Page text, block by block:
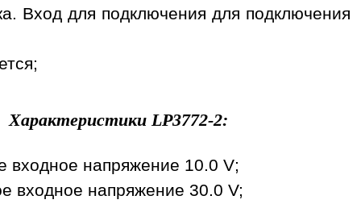
Вход для подключения для подключения
Характеристики LP3772-2:
входное напряжение 10.0 V;
входное напряжение 30.0 V;